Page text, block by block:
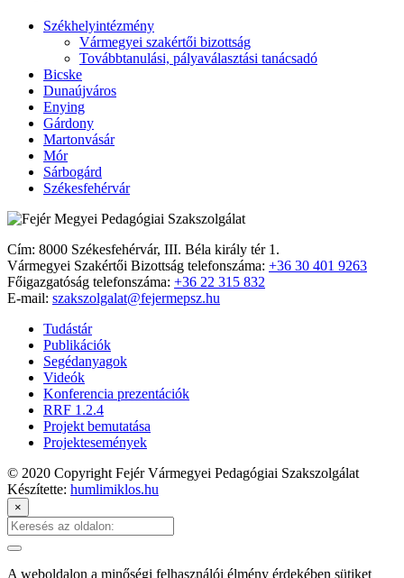
Székhelyintézmény
Vármegyei szakértői bizottság
Továbbtanulási, pályaválasztási tanácsadó
Bicske
Dunaújváros
Enying
Gárdony
Martonvásár
Mór
Sárbogárd
Székesfehérvár
Cím: 8000 Székesfehérvár, III. Béla király tér 1.
Vármegyei Szakértői Bizottság telefonszáma: +36 30 401 9263
Főigazgatóság telefonszáma: +36 22 315 832
E-mail: szakszolgalat@fejermepsz.hu
Tudástár
Publikációk
Segédanyagok
Videók
Konferencia prezentációk
RRF 1.2.4
Projekt bemutatása
Projektesemények
© 2020 Copyright Fejér Vármegyei Pedagógiai Szakszolgálat
Készítette: humlimiklos.hu
×
A weboldalon a minőségi felhasználói élmény érdekében sütiket